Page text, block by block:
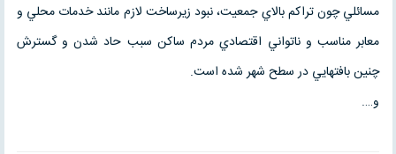
مسائلي چون تراکم بالاي جمعيت، نبود زيرساخت لازم مانند خدمات محلي و
معابر مناسب و ناتواني اقتصادي مردم ساکن سبب حاد شدن و گسترش
چنين بافتهايي در سطح شهر شده است.
و….